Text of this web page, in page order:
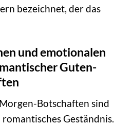
bezeichnet, der das
und emotionalen
Guten-
Botschaften sind
Geständnis.